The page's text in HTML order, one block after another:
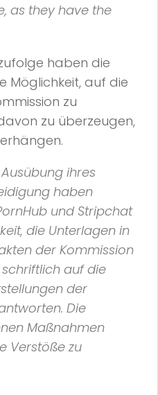
as they have the
haben die
Möglichkeit, auf die
zu
zu überzeugen,
ihres
haben
und Stripchat
die Unterlagen in
der Kommission
auf die
der
Die
Maßnahmen
Verstöße zu